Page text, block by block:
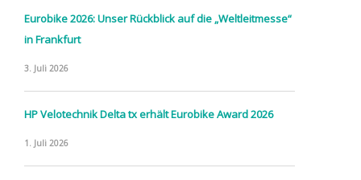
Eurobike 2026: Unser Rückblick auf die „Weltleitmesse“
in Frankfurt
3. Juli 2026
HP Velotechnik Delta tx erhält Eurobike Award 2026
1. Juli 2026